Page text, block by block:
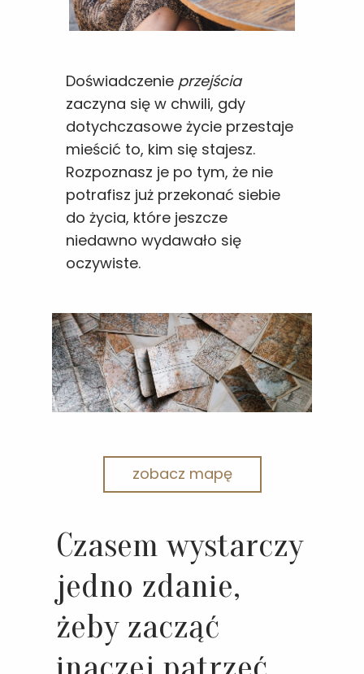
Doświadczenie przejścia
zaczyna się w chwili, gdy
dotychczasowe życie przestaje
mieścić to, kim się stajesz.
Rozpoznasz je po tym, że nie
potrafisz już przekonać siebie
do życia, które jeszcze
niedawno wydawało się
oczywiste.
zobacz mapę
Czasem wystarczy
jedno zdanie,
żeby zacząć